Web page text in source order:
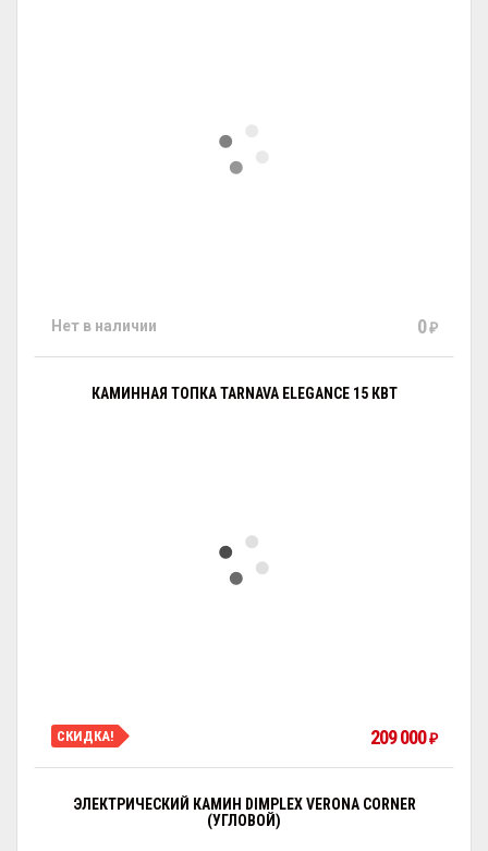
Нет в наличии 0₽
КАМИННАЯ ТОПКА TARNAVA ELEGANCE 15 КВТ
СКИДКА! 209 000₽
ЭЛЕКТРИЧЕСКИЙ КАМИН DIMPLEX VERONA CORNER
(УГЛОВОЙ)